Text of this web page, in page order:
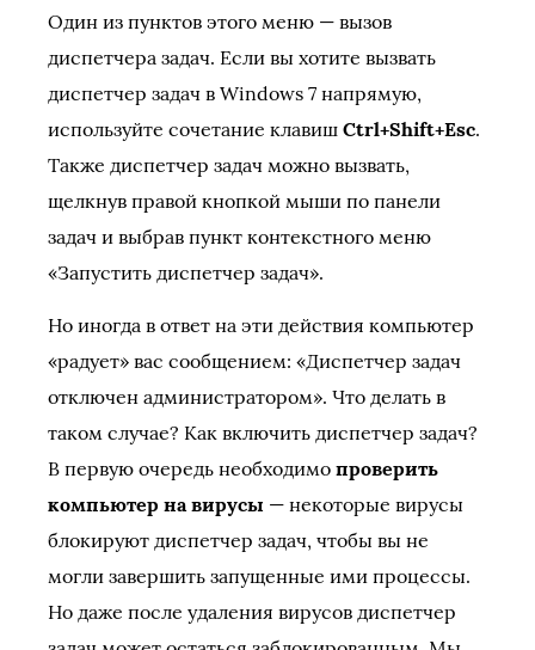
Один из пунктов этого меню — вызов
диспетчера задач. Если вы хотите вызвать
диспетчер задач в Windows 7 напрямую,
используйте сочетание клавиш Ctrl+Shift+Esc.
Также диспетчер задач можно вызвать,
щелкнув правой кнопкой мыши по панели
задач и выбрав пункт контекстного меню
«Запустить диспетчер задач».
Но иногда в ответ на эти действия компьютер
«радует» вас сообщением: «Диспетчер задач
отключен администратором». Что делать в
таком случае? Как включить диспетчер задач?
В первую очередь необходимо проверить
компьютер на вирусы — некоторые вирусы
блокируют диспетчер задач, чтобы вы не
могли завершить запущенные ими процессы.
Но даже после удаления вирусов диспетчер